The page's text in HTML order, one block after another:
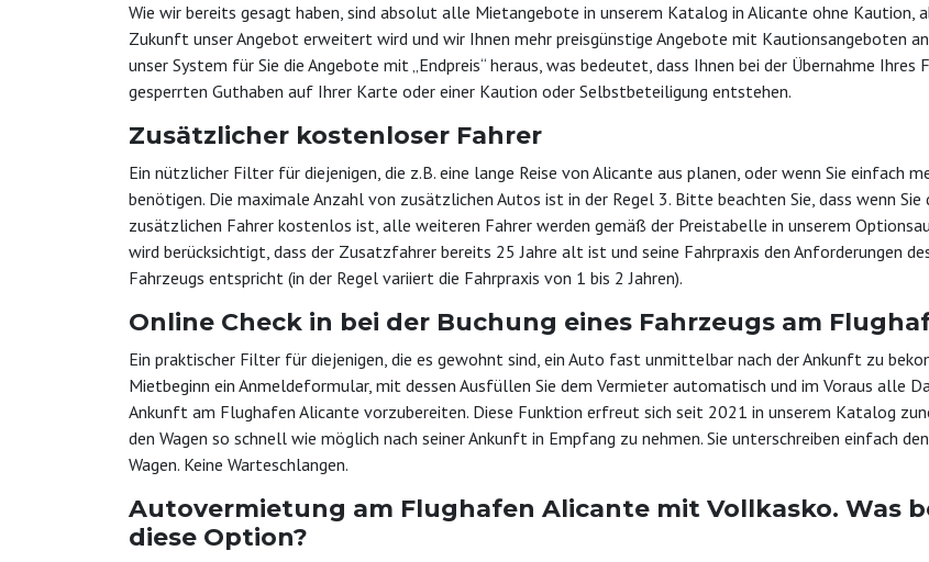
Wie wir bereits gesagt haben, sind absolut alle Mietangebote in unserem Katalog in Alicante ohne Kaution,
Zukunft unser Angebot erweitert wird und wir Ihnen mehr preisgünstige Angebote mit Kautionsangeboten
unser System für Sie die Angebote mit „Endpreis“ heraus, was bedeutet, dass Ihnen bei der Übernahme
gesperrten Guthaben auf Ihrer Karte oder einer Kaution oder Selbstbeteiligung entstehen.
Zusätzlicher kostenloser Fahrer
Ein nützlicher Filter für diejenigen, die z.B. eine lange Reise von Alicante aus planen, oder wenn Sie einfach
benötigen. Die maximale Anzahl von zusätzlichen Autos ist in der Regel 3. Bitte beachten Sie, dass wenn
zusätzlichen Fahrer kostenlos ist, alle weiteren Fahrer werden gemäß der Preistabelle in unserem
wird berücksichtigt, dass der Zusatzfahrer bereits 25 Jahre alt ist und seine Fahrpraxis den Anforderungen
Fahrzeugs entspricht (in der Regel variiert die Fahrpraxis von 1 bis 2 Jahren).
Online Check in bei der Buchung eines Fahrzeugs am
Ein praktischer Filter für diejenigen, die es gewohnt sind, ein Auto fast unmittelbar nach der Ankunft zu
Mietbeginn ein Anmeldeformular, mit dessen Ausfüllen Sie dem Vermieter automatisch und im Voraus alle
Ankunft am Flughafen Alicante vorzubereiten. Diese Funktion erfreut sich seit 2021 in unserem Katalog
den Wagen so schnell wie möglich nach seiner Ankunft in Empfang zu nehmen. Sie unterschreiben einfach
Wagen. Keine Warteschlangen.
Autovermietung am Flughafen Alicante mit Vollkasko. Was
diese Option?